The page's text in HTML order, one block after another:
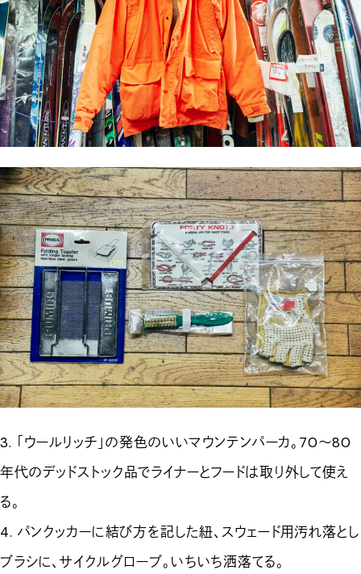
3. 「ウールリッチ」の発色のいいマウンテンパーカ。70～80
年代のデッドストック品でライナーとフードは取り外して使え
る。
4. パンクッカーに結び方を記した紐、スウェード用汚れ落とし
ブラシに、サイクルグローブ。いちいち洒落てる。